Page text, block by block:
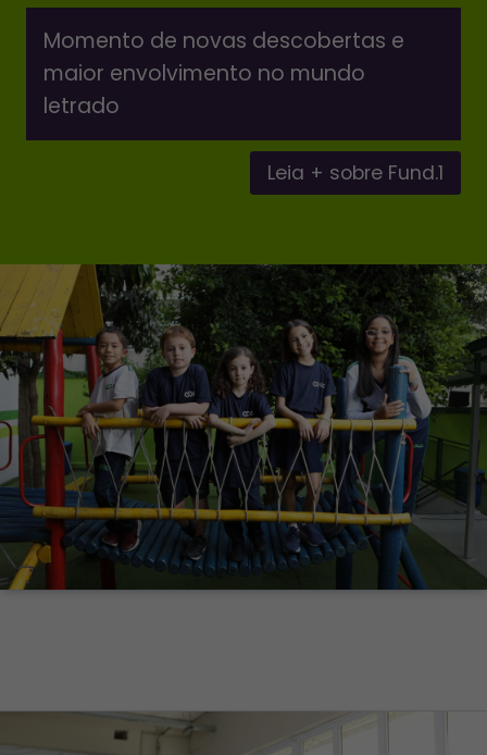
Momento de novas descobertas e
maior envolvimento no mundo
letrado
Leia + sobre Fund.1